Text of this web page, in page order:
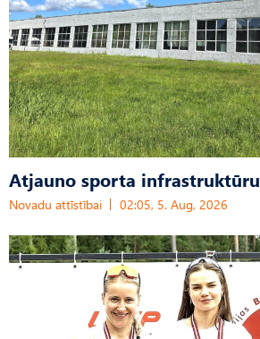
Atjauno sporta infrastruktūru
Novadu attīstībai 02:05, 5. Aug, 2026